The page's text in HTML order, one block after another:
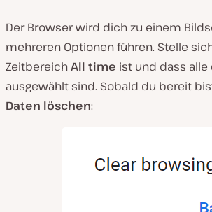
Der Browser wird dich zu einem
mehreren Optionen führen. Stelle
ZeitbereichAll time ist und dass
ausgewählt sind. Sobald du bereit
Daten löschen: